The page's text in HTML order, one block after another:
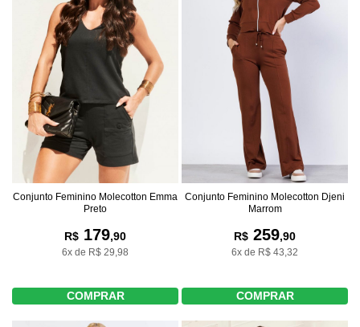
Conjunto Feminino Molecotton Emma
Preto
R$ 179,90
6x de R$ 29,98
COMPRAR
Conjunto Feminino Molecotton Djeni
Marrom
R$ 259,90
6x de R$ 43,32
COMPRAR